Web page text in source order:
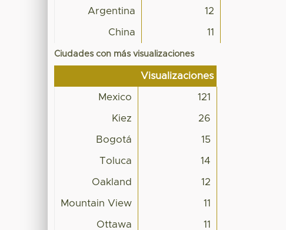
Argentina 12
China 11
Ciudades con más visualizaciones
Visualizaciones
Mexico 121
Kiez 26
Bogotá 15
Toluca 14
Oakland 12
Mountain View 11
Ottawa 11